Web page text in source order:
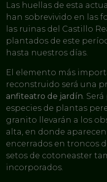
Las huellas de esta
han sobrevivido en las
las ruinas del Castillo
plantados de este
hasta nuestros días.
El elemento más
reconstruido será una
anfiteatro de jardín.
especies de plantas
granito llevarán a los
alta, en donde
encerrados en troncos
setos de cotoneaster
incorporados.